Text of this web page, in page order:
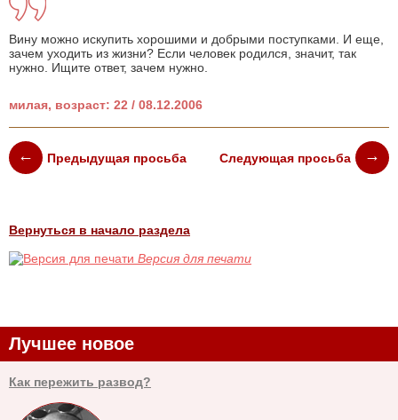
Вину можно искупить хорошими и добрыми поступками. И еще,
зачем уходить из жизни? Если человек родился, значит, так
нужно. Ищите ответ, зачем нужно.
милая, возраст: 22 / 08.12.2006
Предыдущая просьба Следующая просьба
Вернуться в начало раздела
Версия для печати
Лучшее новое
Как пережить развод?